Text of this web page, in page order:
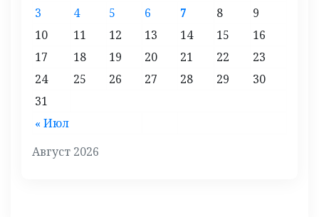
Август 2026
« Июл
3
4 5 6 7 8
9
10
11 12 13 14 15
16
17
18 19 20 21 22
23
24
25 26 27 28 29
30
31